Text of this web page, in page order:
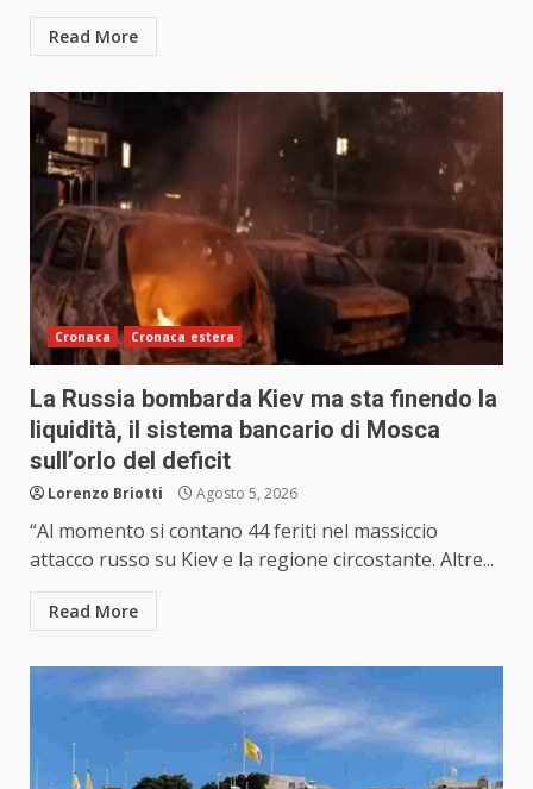
Read More
Cronaca Cronaca estera
La Russia bombarda Kiev ma sta finendo la
liquidità, il sistema bancario di Mosca
sull’orlo del deficit
Lorenzo Briotti Agosto 5, 2026
“Al momento si contano 44 feriti nel massiccio
attacco russo su Kiev e la regione circostante. Altre...
Read More